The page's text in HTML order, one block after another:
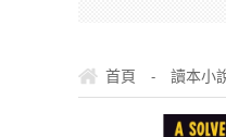
首頁 - 讀本小